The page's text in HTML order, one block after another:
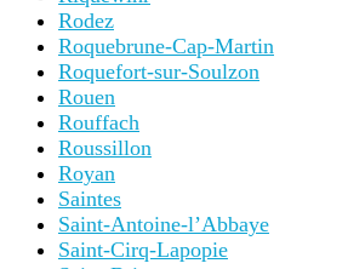
Rodez
Roquebrune-Cap-Martin
Roquefort-sur-Soulzon
Rouen
Rouffach
Roussillon
Royan
Saintes
Saint-Antoine-l’Abbaye
Saint-Cirq-Lapopie